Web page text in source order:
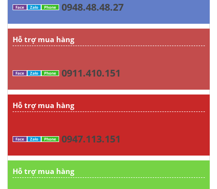
Face Zalo Phone 0948.48.48.27
Hỗ trợ mua hàng
Face Zalo Phone 0911.410.151
Hỗ trợ mua hàng
Face Zalo Phone 0947.113.151
Hỗ trợ mua hàng